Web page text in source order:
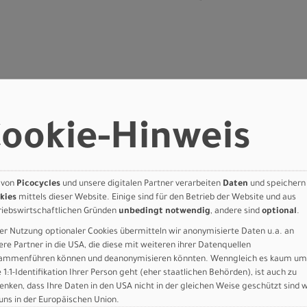
Aluminum, Fitness Geometry, butted tubing, internal cable
Plug + Play fender mounts, low rider rack mounts, quick-
disc
hydraulic disc
9, 9 speed, 11-46t
XXS - XS: 165mm, S - M: 170mm, L - XL: 175mm, 42t
9-Speed
68mm
Fast Gravel 700X40C
Fast Gravel 700X40C
Hinweis
Picocycles und unsere digitalen Partner verarbeiten Daten und speichern
mittels dieser Website. Einige sind für den Betrieb der Website und aus
Gründen unbedingt notwendig, andere sind optional.
Nutzung optionaler Cookies übermitteln wir anonymisierte Daten u.a. an
Partner in die USA, die diese mit weiteren ihrer Datenquellen
können und deanonymisieren könnten. Wenngleich es kaum um
1:1-Identifikation Ihrer Person geht (eher staatlichen Behörden), ist auch zu
dass Ihre Daten in den USA nicht in der gleichen Weise geschützt sind
in der Europäischen Union.